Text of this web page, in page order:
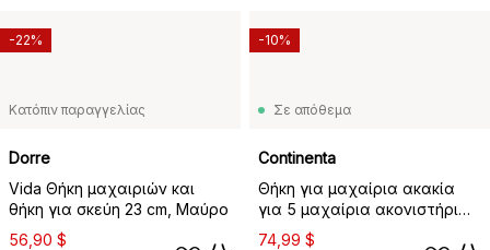
Κατόπιν παραγγελίας
Dorre
Vida Θήκη μαχαιριών και
θήκη για σκεύη 23 cm, Μαύρο
56,90 $
-22%
Σε απόθεμα
Continenta
Θήκη για μαχαίρια ακακία
για 5 μαχαίρια ακονιστήρι
και ψαλίδι, 9,5x22 cm
74,99 $
-10%